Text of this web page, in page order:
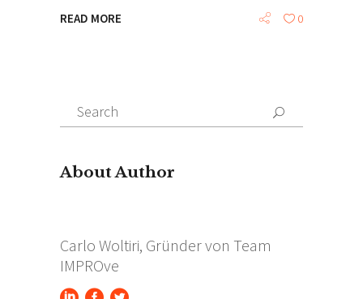
READ MORE 0
Search
for:
About Author
Carlo Woltiri, Gründer von Team
IMPROve